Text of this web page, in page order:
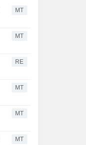
MT
MT
RE
MT
MT
MT